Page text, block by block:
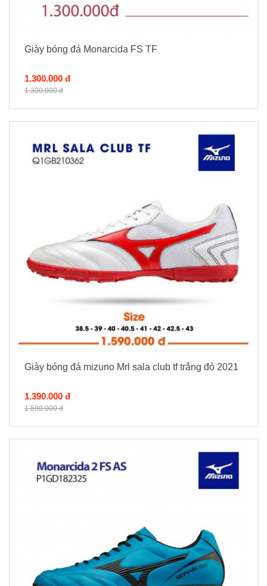
Giày bóng đá Monarcida FS TF
1.300.000 đ
1.300.000 đ
Giày bóng đá mizuno Mrl sala club tf trắng đỏ 2021
1.390.000 đ
1.590.000 đ